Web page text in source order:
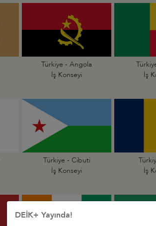
Türkiye - Angola
İş Konseyi
İş
Türkiye - Cibuti
İş Konseyi
İş
DEİK+ Yayında!